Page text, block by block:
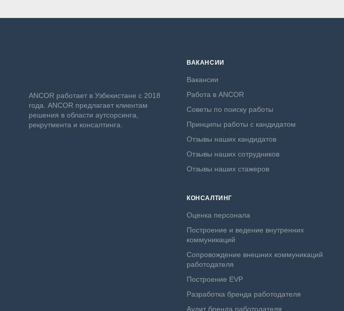
ANСOR работает в Узбекистане с 2018
года. ANCOR предлагает клиентам
решения в области аутсорсинга,
рекрутмента и консалтинга.
ВАКАНСИИ
Вакансии
Работа в ANCOR
Советы по поиску работы
Принципы работы с кандидатом
Отзывы наших кандидатов
Отзывы наших сотрудников
Отзывы наших стажеров
КОНСАЛТИНГ
Оценка персонала
Построение и ведение внутренних
коммуникаций
Сопровождение внешних коммуникаций
работодателя
Построение EVP
Разработка бренда работодателя
Аудит бренда работодателя